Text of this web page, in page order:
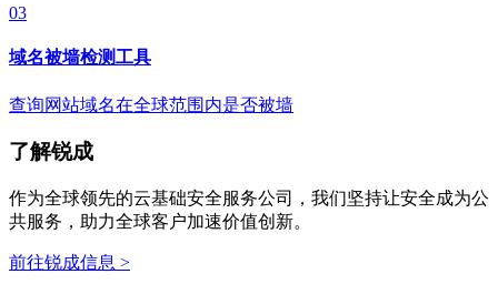
03
域名被墙检测工具
查询网站域名在全球范围内是否被墙
了解锐成
作为全球领先的云基础安全服务公司，我们坚持让安全成为公
共服务，助力全球客户加速价值创新。
前往锐成信息 >